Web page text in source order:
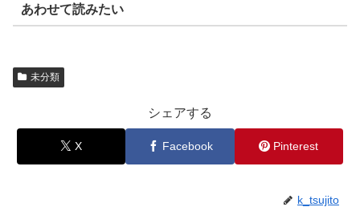
あわせて読みたい
未分類
シェアする
X Facebook Pinterest
k_tsujito